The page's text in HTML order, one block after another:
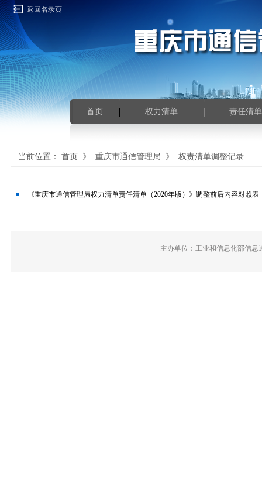
返回名录页
首页 权力清单 责任清单
当前位置： 首页 》 重庆市通信管理局 》 权责清单调整记录
《重庆市通信管理局权力清单责任清单（2020年版）》调整前后内容对照表
主办单位：工业和信息化部信